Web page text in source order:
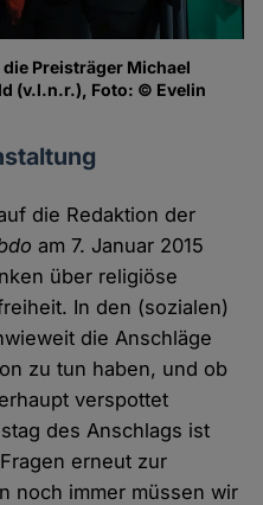
Preisträger Michael
(v.l.n.r.), Foto: © Evelin
die Redaktion der
am 7. Januar 2015
über religiöse
In den (sozialen)
die Anschläge
zu tun haben, und ob
verspottet
des Anschlags ist
erneut zur
noch immer müssen wir